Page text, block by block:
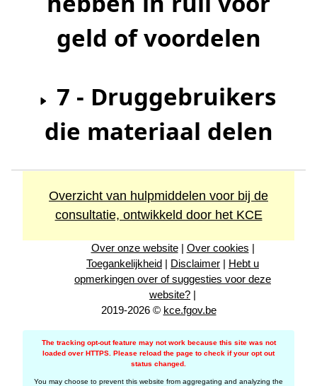
geld of voordelen
die materiaal delen
Overzicht van hulpmiddelen voor bij de
consultatie, ontwikkeld door het KCE
Over onze website| Over cookies |
Toegankelijkheid | Disclaimer | Hebt u
opmerkingen over of suggesties voor deze
website? |
2019-2026 © kce.fgov.be
The tracking opt-out feature may not work because this site was not
loaded over HTTPS. Please reload the page to check if your opt out
status changed.
You may choose to prevent this website from aggregating and analyzing the